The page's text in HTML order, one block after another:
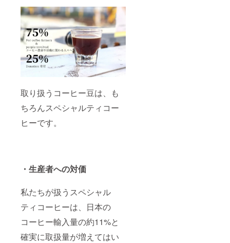
取り扱うコーヒー豆は、も
ちろんスペシャルティコー
ヒーです。
・生産者への対価
私たちが扱うスペシャル
ティコーヒーは、日本の
コーヒー輸入量の約11%と
確実に取扱量が増えてはい